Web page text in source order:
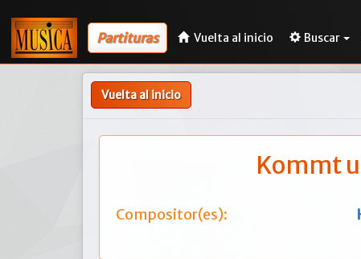
Partituras Vuelta al inicio Buscar
Vuelta al inicio
Kommt
Compositor(es):